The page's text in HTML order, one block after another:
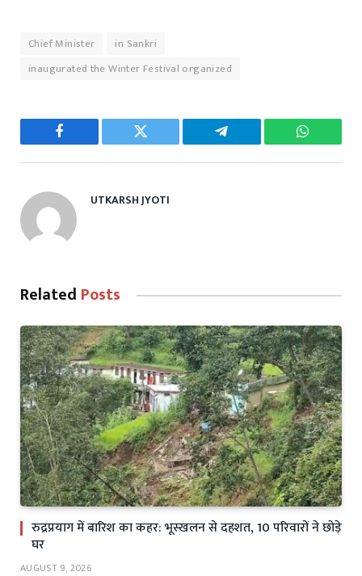
Chief Minister
in Sankri
inaugurated the Winter Festival organized
Facebook Twitter Telegram
UTKARSH JYOTI
Related Posts
रुद्रप्रयाग में बारिश का कहर: भूस्खलन से दहशत, 10 परिवारों ने छोड़े
घर
AUGUST 9, 2026